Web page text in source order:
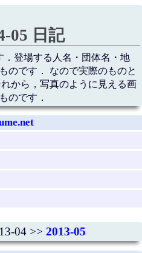
05 日記
．登場する人名・団体名・地
のです． なので実際のものと
から，写真のように見える画
のです．
04 >> 2013-05